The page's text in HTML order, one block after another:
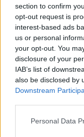
section to confirm
opt-out request is
interest-based ads
us or personal
your opt-out. You
disclosure of your
IAB’s list of
also be disclosed by
Downstream
Please note that
Personal Data
MAGYAR ÉPÍTŐK
Útépítés